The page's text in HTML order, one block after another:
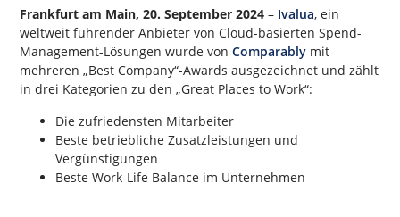
Frankfurt am Main, 20. September 2024 – Ivalua, ein
weltweit führender Anbieter von Cloud-basierten Spend-
Management-Lösungen wurde vonComparably mit
mehreren „Best Company“-Awards ausgezeichnet und zählt
in drei Kategorien zu den „Great Places to Work“:
Die zufriedensten Mitarbeiter
Beste betriebliche Zusatzleistungen und
Vergünstigungen
Beste Work-Life Balance im Unternehmen